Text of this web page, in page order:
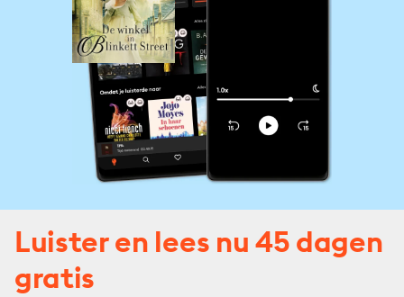
Luister en lees nu 45 dagen
gratis